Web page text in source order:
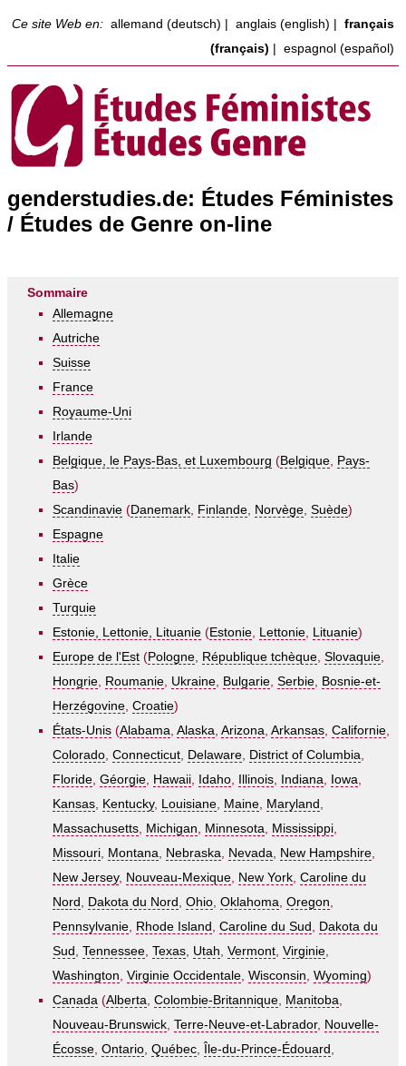
Ce site Web en: allemand (deutsch) anglais (english)
français
(français)
espagnol (español)
genderstudies.de: Études Féministes
/ Études de Genre on-line
Sommaire
Allemagne
Autriche
Suisse
France
Royaume-Uni
Irlande
Belgique, le Pays-Bas, et Luxembourg (Belgique, Pays-
Bas)
Scandinavie (Danemark, Finlande, Norvège, Suède)
Espagne
Italie
Grèce
Turquie
Estonie, Lettonie, Lituanie (Estonie, Lettonie, Lituanie)
Europe de l'Est (Pologne, République tchèque, Slovaquie,
Hongrie, Roumanie, Ukraine, Bulgarie, Serbie, Bosnie-et-
Herzégovine, Croatie)
États-Unis (Alabama, Alaska, Arizona, Arkansas, Californie,
Colorado, Connecticut, Delaware, District of Columbia,
Floride, Géorgie, Hawaii, Idaho, Illinois, Indiana, Iowa,
Kansas, Kentucky, Louisiane, Maine, Maryland ,
Massachusetts, Michigan, Minnesota, Mississippi,
Missouri, Montana, Nebraska, Nevada, New Hampshire,
New Jersey, Nouveau-Mexique, New York, Caroline du
Nord , Dakota du Nord , Ohio, Oklahoma, Oregon,
Pennsylvanie, Rhode Island , Caroline du Sud , Dakota du
Sud , Tennessee, Texas, Utah, Vermont, Virginie,
Washington, Virginie Occidentale, Wisconsin, Wyoming)
Canada (Alberta, Colombie-Britannique, Manitoba,
Nouveau-Brunswick, Terre-Neuve-et-Labrador, Nouvelle-
Écosse, Ontario, Québec, Île-du-Prince-Édouard ,